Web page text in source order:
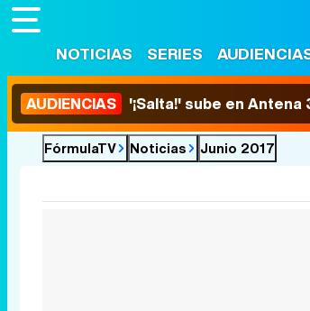
NOTICIAS SERIES
AUDIENCIAS '¡Salta!' sube en Antena
FórmulaTV Noticias Junio 2017